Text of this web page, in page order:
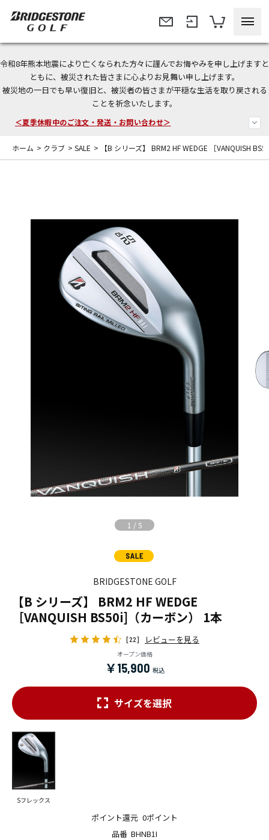
令和8年熊本地震により亡くなられた方々に謹んでお悔やみを申し上げますと
ともに、被災された皆さまに心よりお見舞い申し上げます。
被災地の一日でも早い復旧と、被災者の皆さまが平穏な生活を取り戻される
ことを祈念いたします。
今なら新規会員登録で1,000円OFFクーポンプレゼント！
＜商品配送に関するお知らせ＞
＜夏季休暇中のご注文・発送・お問い合わせ＞
ホーム > クラブ > SALE > 【B シリーズ】 BRM2 HF WEDGE ［VANQUISH
1 / 5
BRIDGESTONE GOLF
【B シリーズ】 BRM2 HF WEDGE
［VANQUISH BS50i]（カーボン） 1本
[22] レビューを見る
オープン価格
￥15,900
品番 BHNB1I
ポイント還元 0ポイント
サイズを選択
Sフレックス